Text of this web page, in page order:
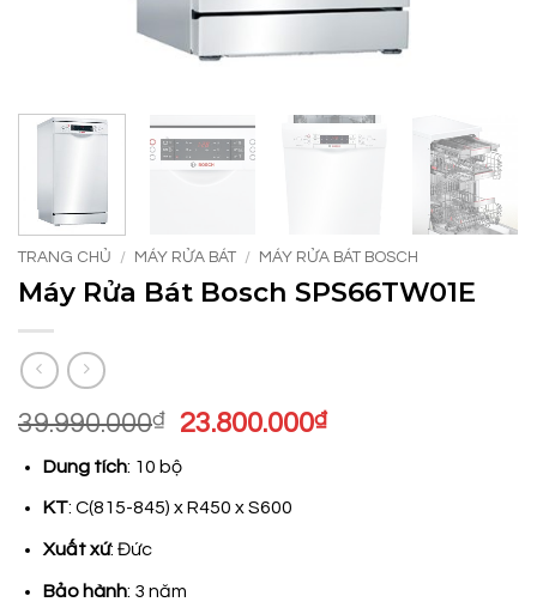
TRANG CHỦ / MÁY RỬA BÁT / MÁY RỬA BÁT BOSCH
Máy Rửa Bát Bosch SPS66TW01E
39.990.000₫
Giá
là:
39.990.000₫.
23.800.000₫Giá
Dung tích: 10 bộ
KT: C(815-845) x R450 x S600
Xuất xứ: Đức
Bảo hành: 3 năm